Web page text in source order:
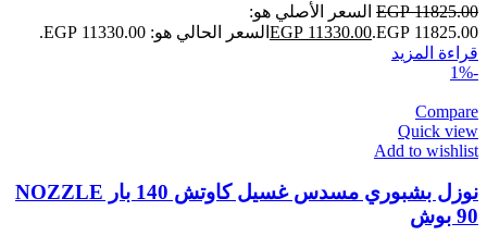
EGP11825.00
السعر الأصلي هو:
EGP 11825.00.
EGP 11330.00
السعر الحالي هو: EGP 11330.00.
قراءة المزيد
-1%
Compare
Quick view
Add to wishlist
نوزل بشبوري مسدس غسيل كاوتش 140 بار NOZZLE
90 بوش